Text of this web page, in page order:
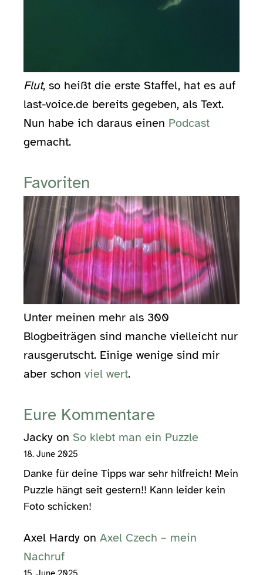
Flut, so heißt die erste Staffel, hat es auf
last-voice.de bereits gegeben, als Text.
Nun habe ich daraus einen Podcast
gemacht.
Favoriten
Unter meinen mehr als 300
Blogbeiträgen sind manche vielleicht nur
rausgerutscht. Einige wenige sind mir
aber schon viel wert.
Eure Kommentare
Jacky on So klebt man ein Puzzle
18. June 2025
Danke für deine Tipps war sehr hilfreich! Mein
Puzzle hängt seit gestern!! Kann leider kein
Foto schicken!
Axel Hardy on Axel Czech – mein
Nachruf